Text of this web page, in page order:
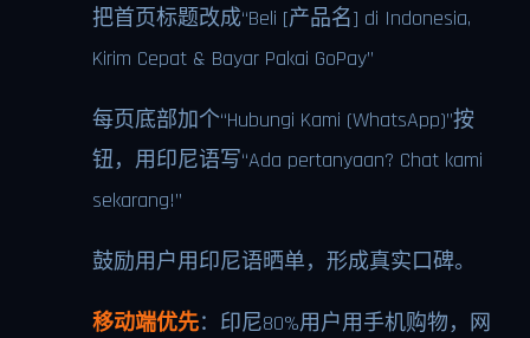
把首页标题改成“Beli [产品名] di Indonesia,
Kirim Cepat & Bayar Pakai GoPay”
每页底部加个“Hubungi Kami (WhatsApp)”按
钮，用印尼语写“Ada pertanyaan? Chat kami
sekarang!”
鼓励用户用印尼语晒单，形成真实口碑。
移动端优先：印尼80%用户用手机购物，网